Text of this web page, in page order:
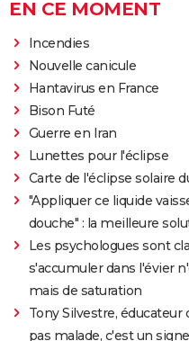
EN CE MOMENT
Incendies
Nouvelle canicule
Hantavirus en France
Bison Futé
Guerre en Iran
Lunettes pour l'éclipse
Carte de l'éclipse solaire
"Appliquer ce liquide
douche" : la meilleure
Les psychologues sont
s'accumuler dans l'évier
mais de saturation
Tony Silvestre,
pas malade, c'est un